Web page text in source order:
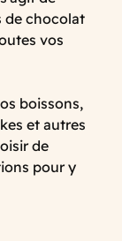
de chocolat
vos
boissons,
et autres
de
pour y